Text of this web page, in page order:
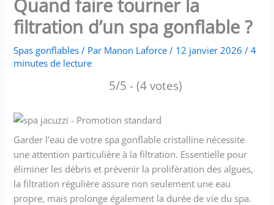
Quand faire tourner la
filtration d’un spa gonflable ?
Spas gonflables / Par Manon Laforce/ 12 janvier 2026/4
minutes de lecture
5/5 - (4 votes)
Garder l’eau de votre spa gonflable cristalline nécessite
une attention particulière à la filtration. Essentielle pour
éliminer les débris et prévenir la prolifération des algues,
la filtration régulière assure non seulement une eau
propre, mais prolonge également la durée de vie du spa.